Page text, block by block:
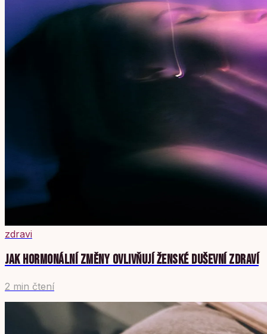
zdravi
JAK HORMONÁLNÍ ZMĚNY OVLIVŇUJÍ ŽENSKÉ DUŠEVNÍ ZDRAVÍ
2 min čtení